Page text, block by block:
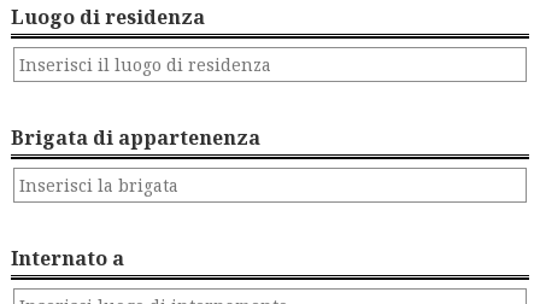
Luogo di residenza
Brigata di appartenenza
Internato a